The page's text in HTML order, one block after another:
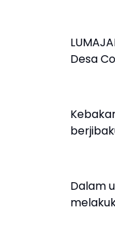
Desa
Dalam